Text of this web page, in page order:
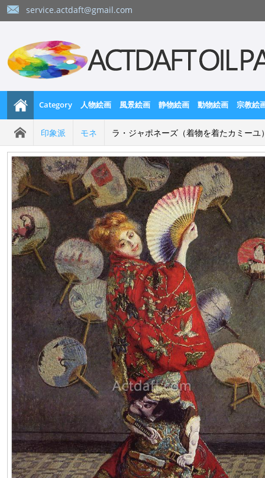
service.actdaft@gmail.com
Category 人物絵画 風景絵画 静物絵画 動物絵画 宗教絵
印象派 モネ ラ・ジャポネーズ（着物を着たカミーユ